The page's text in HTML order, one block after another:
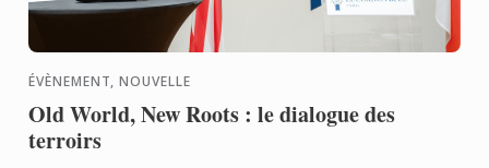
ÉVÈNEMENT, NOUVELLE
Old World, New Roots : le dialogue des
terroirs